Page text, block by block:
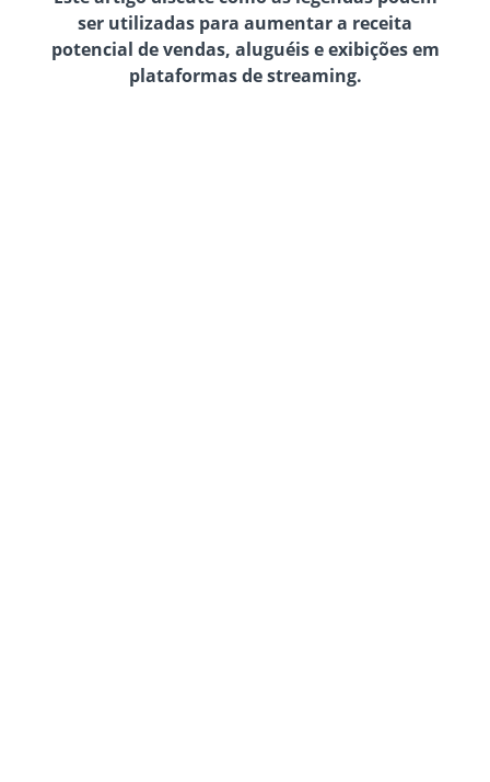
ser utilizadas para aumentar a receita
potencial de vendas, aluguéis e exibições em
plataformas de streaming.